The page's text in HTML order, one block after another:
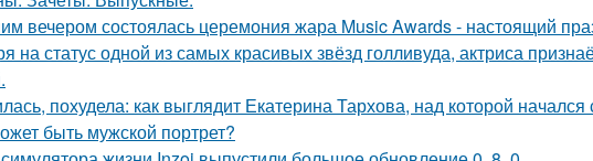
вечером состоялась церемония жара Music Awards - настоящий
на статус одной из самых красивых звёзд голливуда, актриса
похудела: как выглядит Екатерина Тархова, над которой начался
быть мужской портрет?